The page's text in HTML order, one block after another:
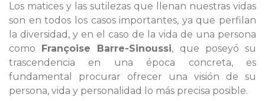
Los matices y las sutilezas que llenan nuestras vidas
son en todos los casos importantes, ya que perfilan
la diversidad, y en el caso de la vida de una persona
como Françoise Barre-Sinoussi, que poseyó su
trascendencia en una época concreta, es
fundamental procurar ofrecer una visión de su
persona, vida y personalidad lo más precisa posible.